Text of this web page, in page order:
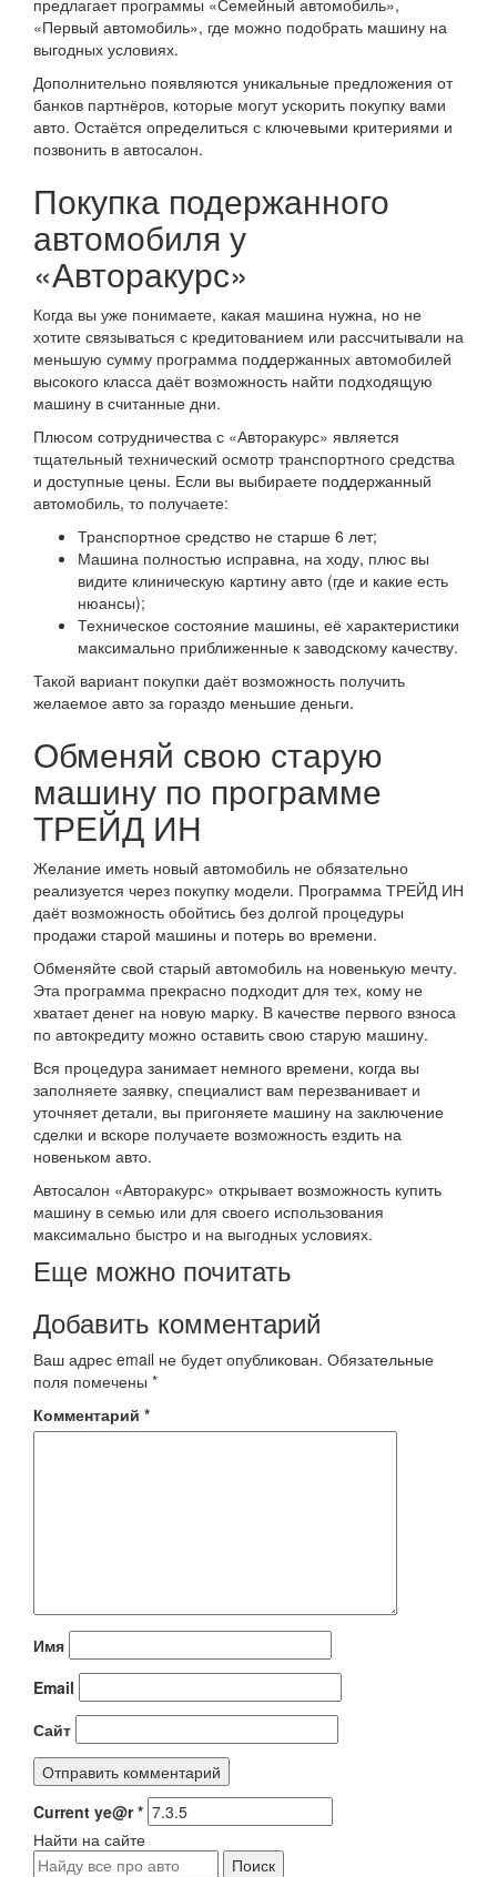
«Первый автомобиль», где можно подобрать машину на
выгодных условиях.
Дополнительно появляются уникальные предложения от
банков партнёров, которые могут ускорить покупку вами
авто. Остаётся определиться с ключевыми критериями и
позвонить в автосалон.
Покупка подержанного
автомобиля у
«Авторакурс»
Когда вы уже понимаете, какая машина нужна, но не
хотите связываться с кредитованием или рассчитывали на
меньшую сумму программа поддержанных автомобилей
высокого класса даёт возможность найти подходящую
машину в считанные дни.
Плюсом сотрудничества с «Авторакурс» является
тщательный технический осмотр транспортного средства
и доступные цены. Если вы выбираете поддержанный
автомобиль, то получаете:
Транспортное средство не старше 6 лет;
Машина полностью исправна, на ходу, плюс вы
видите клиническую картину авто (где и какие есть
нюансы);
Техническое состояние машины, её характеристики
максимально приближенные к заводскому качеству.
Такой вариант покупки даёт возможность получить
желаемое авто за гораздо меньшие деньги.
Обменяй свою старую
машину по программе
ТРЕЙД ИН
Желание иметь новый автомобиль не обязательно
реализуется через покупку модели. Программа ТРЕЙД ИН
даёт возможность обойтись без долгой процедуры
продажи старой машины и потерь во времени.
Обменяйте свой старый автомобиль на новенькую мечту.
Эта программа прекрасно подходит для тех, кому не
хватает денег на новую марку. В качестве первого взноса
по автокредиту можно оставить свою старую машину.
Вся процедура занимает немного времени, когда вы
заполняете заявку, специалист вам перезванивает и
уточняет детали, вы пригоняете машину на заключение
сделки и вскоре получаете возможность ездить на
новеньком авто.
Автосалон «Авторакурс» открывает возможность купить
машину в семью или для своего использования
максимально быстро и на выгодных условиях.
Еще можно почитать
Добавить комментарий
Ваш адрес email не будет опубликован. Обязательные
поля помечены *
Комментарий *
Имя
Email
Сайт
Current ye@r*
Найти на сайте